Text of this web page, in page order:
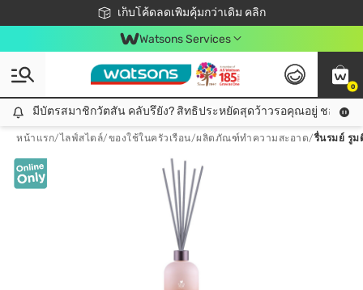
เก็บโค้ดลดเพิ่มคุ้มกว่าเดิม คลิก
ชอปออนไลน์ครั้งแรก ลดเพิ่มจุก ๆ 10%! 🎉
📦ส่งฟรี! เมื่อชอป 499฿
สมาชิกวัตสัน คลับดียังไง?
Watsons Services
0
มีบัตรสมาชิกวัตสัน คลับรึยัง? สิทธิประหยัดสุดว้าวรอคุณอยู่ ชอปคุ้มกว่าเดิม คลิก!
มีบัตรสมาชิกวัตสัน คลับรึยัง? สิทธิประหยัดสุดว้าวรอคุณอยู่ ชอปคุ้มก
หน้าแรก/ไลฟ์สไตล์/ของใช้ในครัวเรือน/ผลิตภัณฑ์ทำความสะอาด/รื่นรมย์ รู